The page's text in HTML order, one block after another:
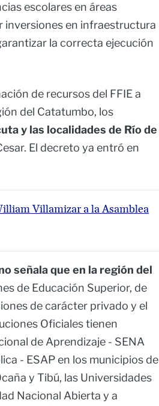
escolares en áreas
inversiones en infraestructura
la correcta ejecución
de recursos del FFIE a
del Catatumbo, los
y las localidades de Río de
El decreto ya entró en
Villamizar a la Asamblea
señala que en la región del
de Educación Superior, de
de carácter privado y el
Oficiales tienen
de Aprendizaje - SENA
- ESAP en los municipios de
y Tibú, las Universidades
Nacional Abierta y a